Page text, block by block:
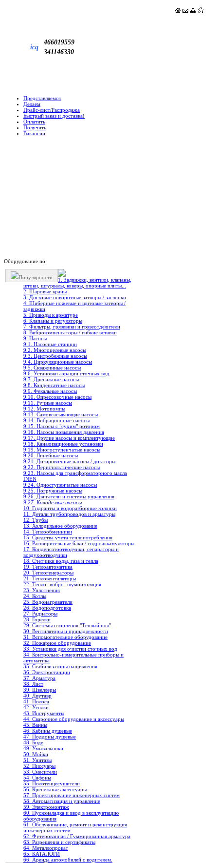
icq
466019559
341146330
Представляемся
Делаем
Прайс-лист/Распродажа
Быстрый заказ и доставка!
Оплатить
Получить
Вакансии
Оборудование по:
Популярности
1. Задвижки, вентили, клапаны,
штоки, штурвалы, коверы, опорные плиты...
2. Шаровые краны
3. Дисковые поворотные затворы / заслонки
4. Шиберные ножевые и щитовые затворы /
задвижки
5. Приводы к арматуре
6. Клапаны и регуляторы
7. Фильтры, грязевики и грязеотделители
8. Виброкомпенсаторы / гибкие вставки
9. Насосы
9.1. Насосные станции
9.2. Многоцелевые насосы
9.3. Центробежные насосы
9.4. Циркуляционные насосы
9.5. Скважинные насосы
9.6. Установки аэрации сточных вод
9.7. Дренажные насосы
9.8. Конденсатные насосы
9.9. Фекальные насосы
9.10. Опрессовочные насосы
9.11. Ручные насосы
9.12. Мотопомпы
9.13. Самовсасывающие насосы
9.14. Вибрационные насосы
9.15. Насосы с "сухим" ротором
9.16. Насосы повышения давления
9.17. Другие насосы и комплектующие
9.18. Канализационные установки
9.19. Многоступенчатые насосы
9.20. Линейные насосы
9.21. Дозировочные насосы / дозаторы
9.22. Перистальтические насосы
9.23. Насосы для трансформаторного масла
INEN
9.24. Одноступенчатые насосы
9.25. Погружные насосы
9.26. Двигатели и системы управления
9.27. Колодезные насосы
10. Гидранты и водоразборные колонки
11. Детали трубопроводов и арматуры
12. Трубы
13. Холодильное oборудование
14. Теплообменники
15. Средства учета теплопотребления
16. Расширительные баки / гидроаккамуляторы
17. Конденсатоотводчики, сепараторы и
воздухоотводчики
18. Счетчики воды, газа и тепла
19. Теплоавтоматика
20. Теплогенераторы
21. Тепловентиляторы
22. Тепло- вибро- шумоизоляция
23. Уплотнения
24. Котлы
25. Водонагреватели
26. Водоподготовка
27. Радиаторы
28. Горелки
29. Системы отопления "Теплый пол"
30. Вентиляторы и принадлежности
31. Вспомогательное оборудование
32. Пожарное оборудование
33. Установки для очистки сточных вод
34. Контрольно-измерительные приборы и
автоматика
35. Стабилизаторы напряжения
36. Электростанции
37. Арматура
38. Лист
39. Швеллеры
40. Двутавр
41. Полоса
42. Уголки
43. Инструменты
44. Сварочное оборудование и аксессуары
45. Ванны
46. Кабины душевые
47. Поддоны душевые
48. Биде
49. Умывальники
50. Мойки
51. Унитазы
52. Писсуары
53. Смесители
54. Сифоны
55. Полотенцесушители
56. Крепежные аксессуары
57. Проектирование инженерных систем
58. Автоматизация и управление
59. Электромонтаж
60. Пусконаладка и ввод в эксплуатацию
оборудования
61. Обслуживание, ремонт и реконструкция
инженерных систем
62. Футерованная / Гуммированная арматура
63. Разрешения и сертификаты
64. Металлопрокат
65. КАТАЛОГИ
66. Аренда автомобилей с водителем.